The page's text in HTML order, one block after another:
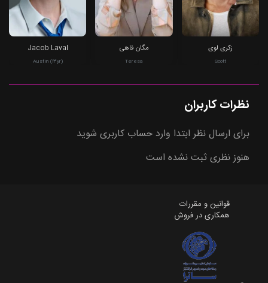
زکری لوی
Scott
مگان فاهی
Teresa
Jacob Laval
Austin (13yr)
نظرات کاربران
برای ارسال نظر ابتدا وارد حساب کاربری شوید
هنوز نظری ثبت نشده است
قوانین و مقررات
همکاری در فروش